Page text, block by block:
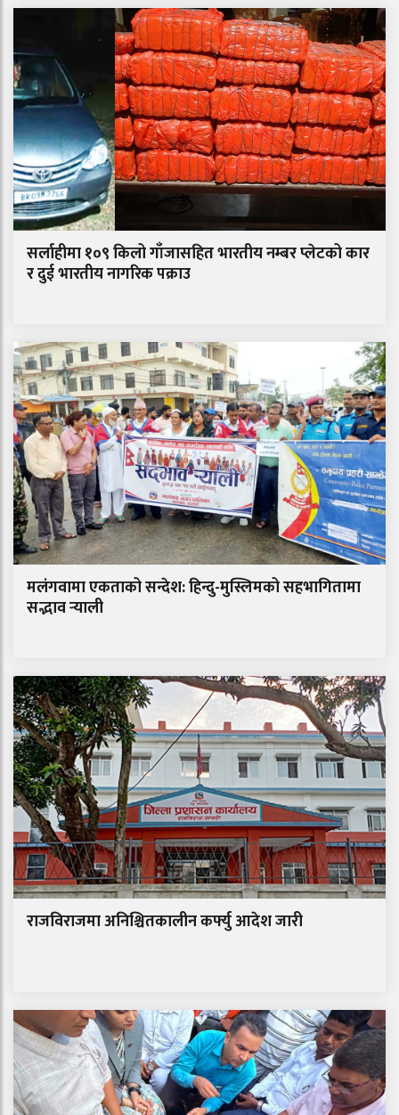
सर्लाहीमा १०९ किलो गाँजासहित भारतीय नम्बर प्लेटको कार
र दुई भारतीय नागरिक पक्राउ
मलंगवामा एकताको सन्देश: हिन्दु-मुस्लिमको सहभागितामा
सद्भाव र्‍याली
राजविराजमा अनिश्चितकालीन कर्फ्यु आदेश जारी